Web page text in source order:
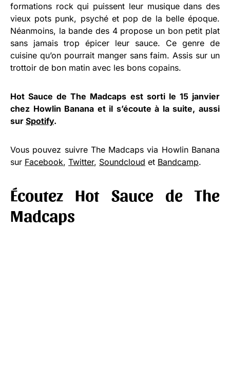
formations rock qui puissent leur musique dans des
vieux pots punk, psyché et pop de la belle époque.
Néanmoins, la bande des 4 propose un bon petit plat
sans jamais trop épicer leur sauce. Ce genre de
cuisine qu’on pourrait manger sans faim. Assis sur un
trottoir de bon matin avec les bons copains.
Hot Sauce de The Madcaps est sorti le 15 janvier
chez Howlin Banana et il s’écoute à la suite, aussi
sur Spotify.
Vous pouvez suivre The Madcaps via Howlin Banana
sur Facebook, Twitter, Soundcloud et Bandcamp.
Écoutez Hot Sauce de The
Madcaps